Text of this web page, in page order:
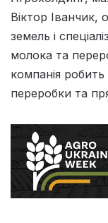
Віктор Іванчик,
земель і
молока та
компанія
переробки та